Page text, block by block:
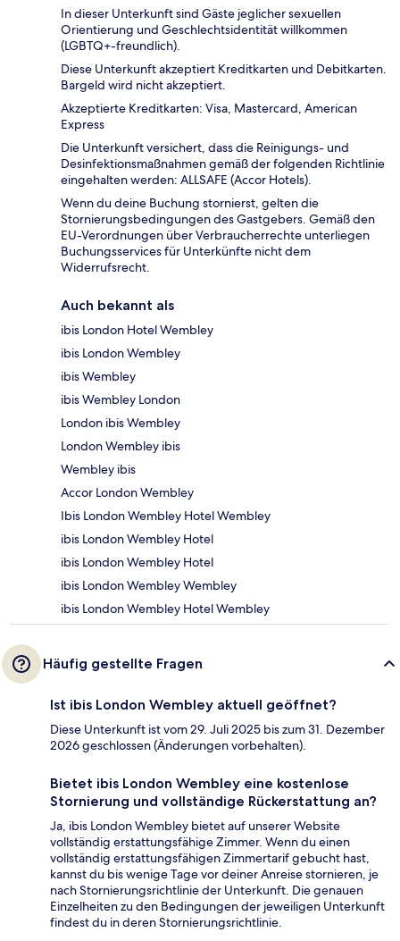
In dieser Unterkunft sind Gäste jeglicher sexuellen
Orientierung und Geschlechtsidentität willkommen
(LGBTQ+-freundlich).
Diese Unterkunft akzeptiert Kreditkarten und Debitkarten.
Bargeld wird nicht akzeptiert.
Akzeptierte Kreditkarten: Visa, Mastercard, American
Express
Die Unterkunft versichert, dass die Reinigungs- und
Desinfektionsmaßnahmen gemäß der folgenden Richtlinie
eingehalten werden: ALLSAFE (Accor Hotels).
Wenn du deine Buchung stornierst, gelten die
Stornierungsbedingungen des Gastgebers. Gemäß den
EU-Verordnungen über Verbraucherrechte unterliegen
Buchungsservices für Unterkünfte nicht dem
Widerrufsrecht.
Auch bekannt als
ibis London Hotel Wembley
ibis London Wembley
ibis Wembley
ibis Wembley London
London ibis Wembley
London Wembley ibis
Wembley ibis
Accor London Wembley
Ibis London Wembley Hotel Wembley
ibis London Wembley Hotel
ibis London Wembley Hotel
ibis London Wembley Wembley
ibis London Wembley Hotel Wembley
Häufig gestellte Fragen
Ist ibis London Wembley aktuell geöffnet?
Diese Unterkunft ist vom 29. Juli 2025 bis zum 31. Dezember
2026 geschlossen (Änderungen vorbehalten).
Bietet ibis London Wembley eine kostenlose
Stornierung und vollständige Rückerstattung an?
Ja, ibis London Wembley bietet auf unserer Website
vollständig erstattungsfähige Zimmer. Wenn du einen
vollständig erstattungsfähigen Zimmertarif gebucht hast,
kannst du bis wenige Tage vor deiner Anreise stornieren, je
nach Stornierungsrichtlinie der Unterkunft. Die genauen
Einzelheiten zu den Bedingungen der jeweiligen Unterkunft
findest du in deren Stornierungsrichtlinie.